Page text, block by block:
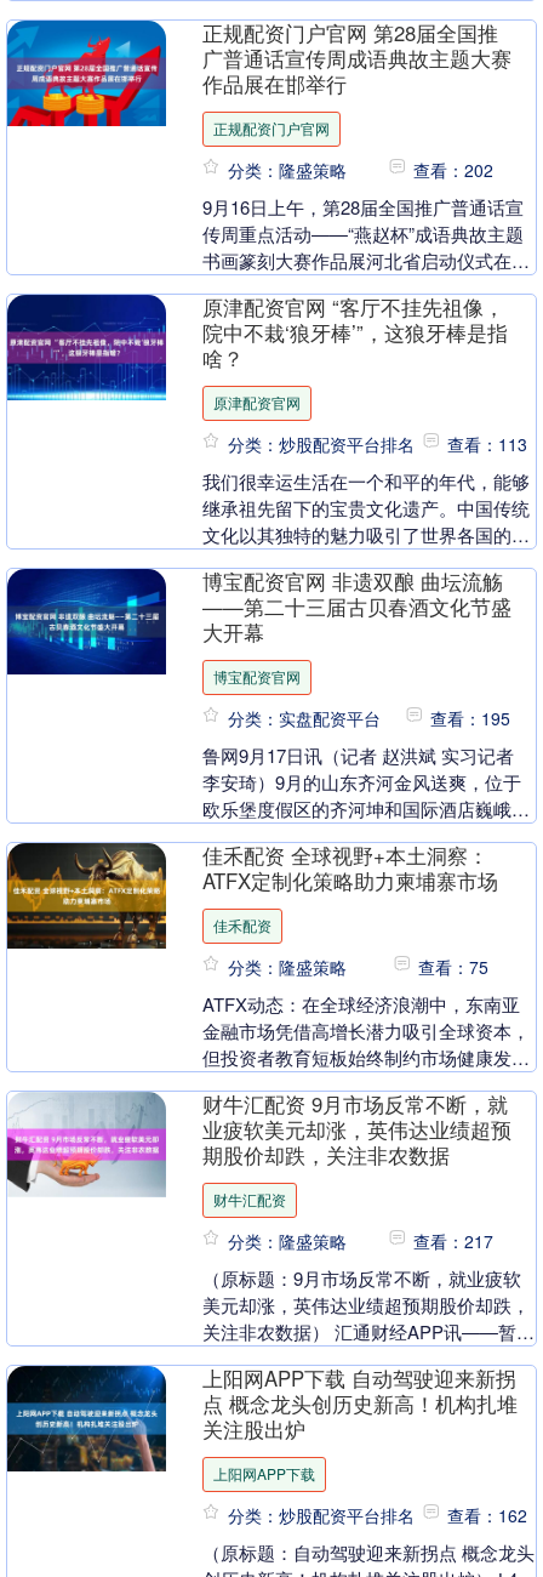
售，他想做一个....
正规配资门户官网 第28届全国推
广普通话宣传周成语典故主题大赛
作品展在邯举行
正规配资门户官网
分类：隆盛策略 查看：202
9月16日上午，第28届全国推广普通话宣
传周重点活动——“燕赵杯”成语典故主题
书画篆刻大赛作品展河北省启动仪式在邯
启动仪....
原津配资官网 “客厅不挂先祖像，
院中不栽‘狼牙棒’”，这狼牙棒是指
啥？
原津配资官网
分类：炒股配资平台排名 查看：113
我们很幸运生活在一个和平的年代，能够
继承祖先留下的宝贵文化遗产。中国传统
文化以其独特的魅力吸引了世界各国的关
是经过漫长岁月检....
博宝配资官网 非遗双酿 曲坛流觞
——第二十三届古贝春酒文化节盛
大开幕
博宝配资官网
分类：实盘配资平台 查看：195
鲁网9月17日讯（记者 赵洪斌 实习记者
李安琦）9月的山东齐河金风送爽，位于
欧乐堡度假区的齐河坤和国际酒店巍峨屹
贝春酒文....
佳禾配资 全球视野+本土洞察：
ATFX定制化策略助力柬埔寨市场
佳禾配资
分类：隆盛策略 查看：75
ATFX动态：在全球经济浪潮中，东南亚
金融市场凭借高增长潜力吸引全球资本，
但投资者教育短板始终制约市场健康发
领跑者，ATFX....
财牛汇配资 9月市场反常不断，就
业疲软美元却涨，英伟达业绩超预
期股价却跌，关注非农数据
财牛汇配资
分类：隆盛策略 查看：217
（原标题：9月市场反常不断，就业疲软
美元却涨，英伟达业绩超预期股价却跌，
关注非农数据） 汇通财经APP讯——暂不
情，整个夏末....
上阳网APP下载 自动驾驶迎来新拐
点 概念龙头创历史新高！机构扎堆
关注股出炉
上阳网APP下载
分类：炒股配资平台排名 查看：162
（原标题：自动驾驶迎来新拐点 概念龙头